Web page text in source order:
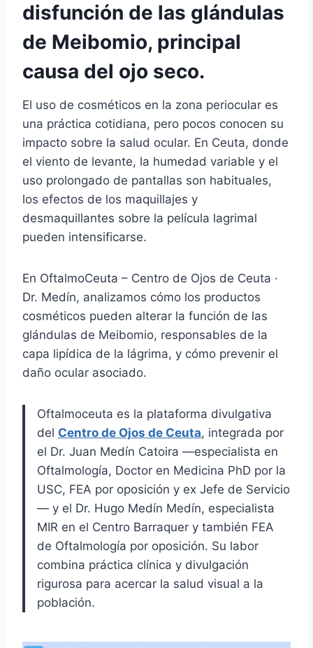
disfunción de las glándulas
de Meibomio, principal
causa del ojo seco.
El uso de cosméticos en la zona periocular es
una práctica cotidiana, pero pocos conocen su
impacto sobre la salud ocular. En Ceuta, donde
el viento de levante, la humedad variable y el
uso prolongado de pantallas son habituales,
los efectos de los maquillajes y
desmaquillantes sobre la película lagrimal
pueden intensificarse.
En OftalmoCeuta – Centro de Ojos de Ceuta ·
Dr. Medín, analizamos cómo los productos
cosméticos pueden alterar la función de las
glándulas de Meibomio, responsables de la
capa lipídica de la lágrima, y cómo prevenir el
daño ocular asociado.
Oftalmoceuta es la plataforma divulgativa
del Centro de Ojos de Ceuta, integrada por
el Dr. Juan Medín Catoira —especialista en
Oftalmología, Doctor en Medicina PhD por la
USC, FEA por oposición y ex Jefe de Servicio
— y el Dr. Hugo Medín Medín, especialista
MIR en el Centro Barraquer y también FEA
de Oftalmología por oposición. Su labor
combina práctica clínica y divulgación
rigurosa para acercar la salud visual a la
población.